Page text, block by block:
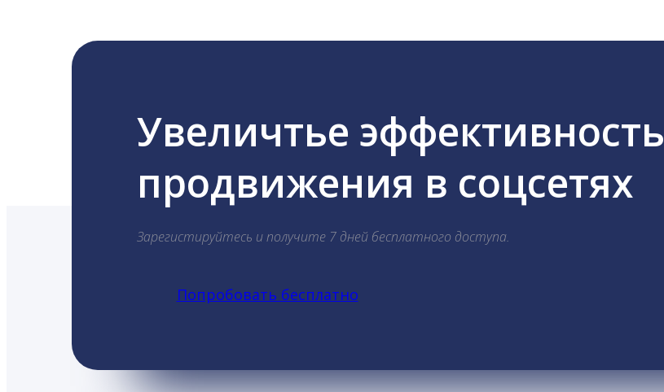
Увеличтье эффективность
продвижения в соцсетях
Зарегистируйтесь и получите 7 дней бесплатного доступа.
Попробовать бесплатно